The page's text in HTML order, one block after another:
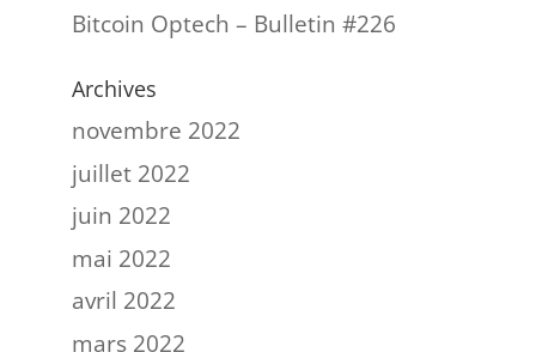
Bitcoin Optech – Bulletin #226
Archives
novembre 2022
juillet 2022
juin 2022
mai 2022
avril 2022
mars 2022